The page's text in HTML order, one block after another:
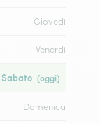
Giovedì
Venerdì
Sabato (oggi)
Domenica